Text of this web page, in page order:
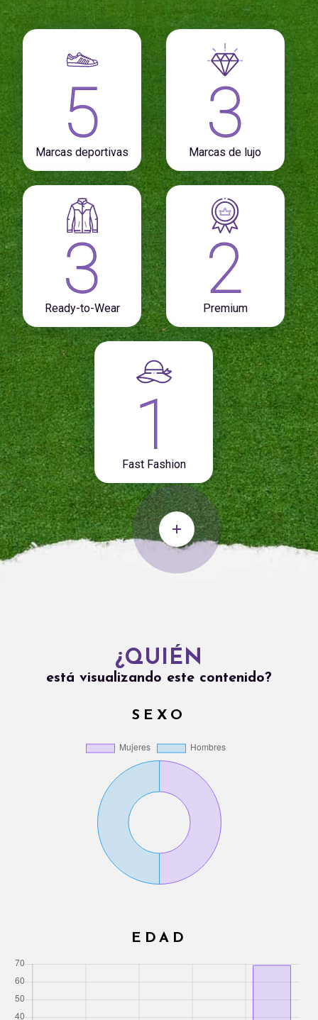
5
Marcas deportivas 3
Marcas de lujo
3
Ready-to-Wear 2
Premium
1
Fast Fashion
¿QUIÉN
está visualizando este contenido?
SEXO
EDAD